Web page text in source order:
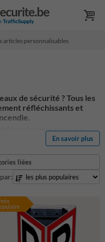
articles personnalisables
de sécurité ? Tous les
réfléchissants et
avec les bons panneaux
panneau de signalisation
les panneaux d'incendie
officiels pour, par
ou un atelier. Modifiez
et ajoutez votre propre
En savoir plus
liées